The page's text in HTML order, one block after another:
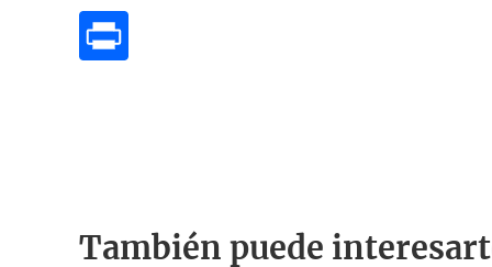
También puede